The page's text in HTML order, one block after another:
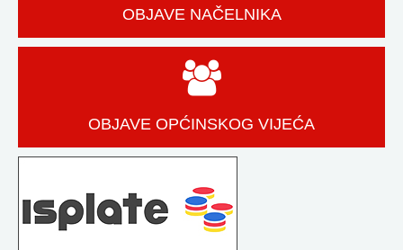
OBJAVE NAČELNIKA
OBJAVE OPĆINSKOG VIJEĆA